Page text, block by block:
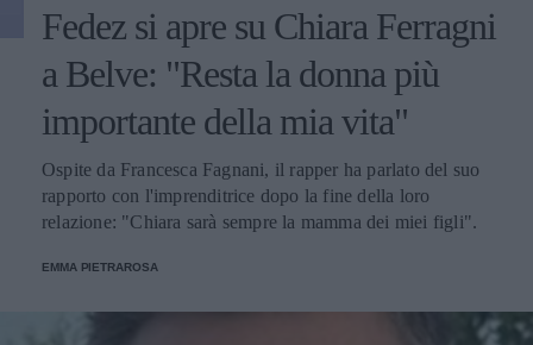
Fedez si apre su Chiara Ferragni
a Belve: "Resta la donna più
importante della mia vita"
Ospite da Francesca Fagnani, il rapper ha parlato del suo
rapporto con l'imprenditrice dopo la fine della loro
relazione: "Chiara sarà sempre la mamma dei miei figli".
EMMA PIETRAROSA